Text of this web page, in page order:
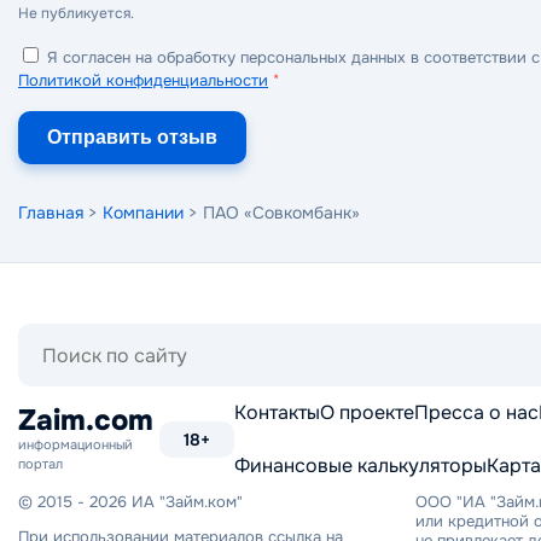
Не публикуется.
Я согласен на обработку персональных данных в соответствии с
Политикой конфиденциальности *
Отправить отзыв
Главная > Компании > ПАО «Совкомбанк»
Zaim.com
информационный
портал
18+
КонтактыО проектеПресса о нас
Финансовые калькуляторы
© 2015 - 2026 ИА "Займ.ком"
При использовании материалов ссылка на
ООО "ИА
или кредитной